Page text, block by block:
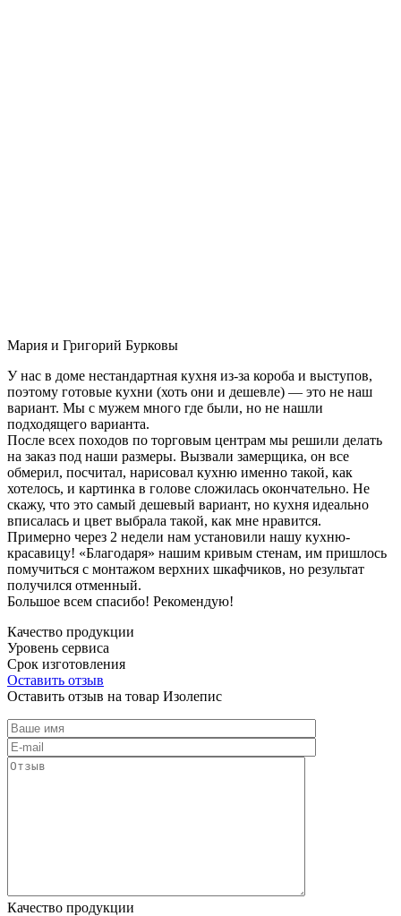
Мария и Григорий Бурковы
У нас в доме нестандартная кухня из-за короба и выступов,
поэтому готовые кухни (хоть они и дешевле) — это не наш
вариант. Мы с мужем много где были, но не нашли
подходящего варианта.
После всех походов по торговым центрам мы решили делать
на заказ под наши размеры. Вызвали замерщика, он все
обмерил, посчитал, нарисовал кухню именно такой, как
хотелось, и картинка в голове сложилась окончательно. Не
скажу, что это самый дешевый вариант, но кухня идеально
вписалась и цвет выбрала такой, как мне нравится.
Примерно через 2 недели нам установили нашу кухню-
красавицу! «Благодаря» нашим кривым стенам, им пришлось
помучиться с монтажом верхних шкафчиков, но результат
получился отменный.
Большое всем спасибо! Рекомендую!
Качество продукции
Уровень сервиса
Срок изготовления
Оставить отзыв
Оставить отзыв на товар Изолепис
Качество продукции